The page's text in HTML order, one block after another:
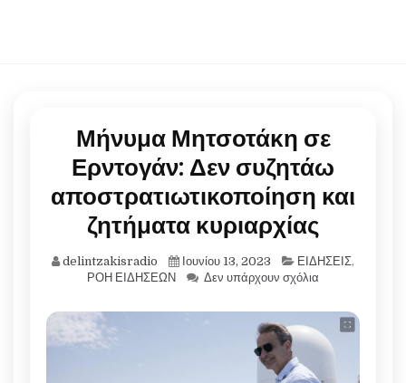
Μήνυμα Μητσοτάκη σε
Ερντογάν: Δεν συζητάω
αποστρατιωτικοποίηση και
ζητήματα κυριαρχίας
delintzakisradio Ιουνίου 13, 2023 ΕΙΔΗΣΕΙΣ,
ΡΟΗ ΕΙΔΗΣΕΩΝ
Δεν υπάρχουν σχόλια